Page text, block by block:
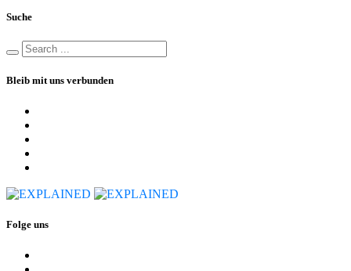
Suche
Bleib mit uns verbunden
Folge uns